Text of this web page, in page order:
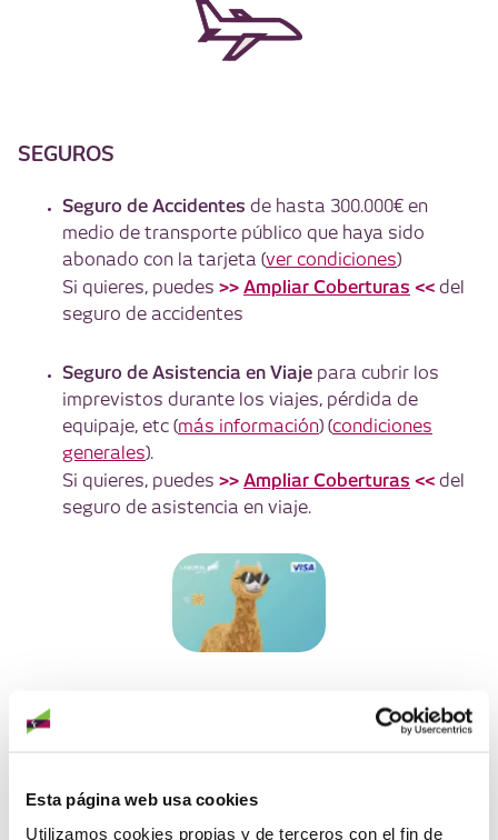
Esta página web usa cookies
Utilizamos cookies propias y de terceros con el fin de
SEGUROS
Seguro de Accidentes de hasta 300.000€ en
medio de transporte público que haya sido
abonado con la tarjeta (ver condiciones)
Si quieres, puedes >> Ampliar Coberturas << del
seguro de accidentes
Seguro de Asistencia en Viaje para cubrir los
imprevistos durante los viajes, pérdida de
equipaje, etc (más información) (condiciones
generales).
Si quieres, puedes >> Ampliar Coberturas << del
seguro de asistencia en viaje.
PERSONALÍZALA
personalizándola con la imagen que más te
¡Elige la tuya!